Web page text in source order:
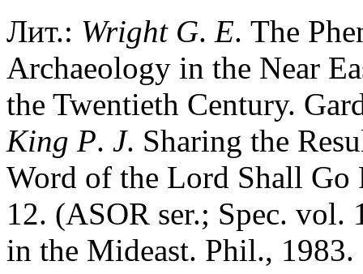
Лит.: Wright G. Е. The
Archaeology in the Near
the Twentieth Century.
King P. J. Sharing the
Word of the Lord Shall Go
12. (ASOR ser.; Spec. vol.
in the Mideast. Phil., 1983.